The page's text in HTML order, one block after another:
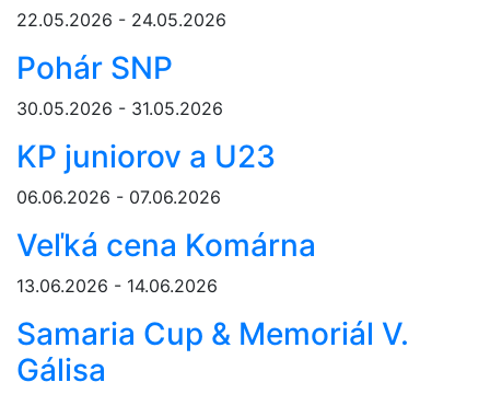
22.05.2026 - 24.05.2026
Pohár SNP
30.05.2026 - 31.05.2026
KP juniorov a U23
06.06.2026 - 07.06.2026
Veľká cena Komárna
13.06.2026 - 14.06.2026
Samaria Cup & Memoriál V.
Gálisa